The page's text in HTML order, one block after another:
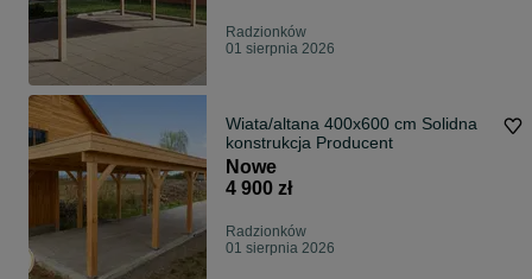
Radzionków
01 sierpnia 2026
Wiata/altana 400x600 cm Solidna
konstrukcja Producent
Nowe
4 900 zł
Radzionków
01 sierpnia 2026